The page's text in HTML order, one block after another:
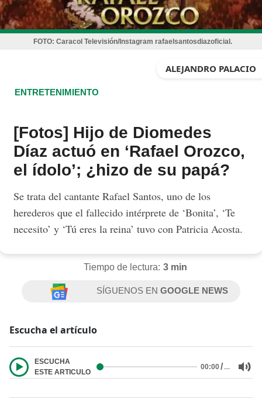
FOTO: Caracol Televisión/Instagram rafaelsantosdiazoficial.
ALEJANDRO PALACIO
ENTRETENIMIENTO
[Fotos] Hijo de Diomedes
Díaz actuó en ‘Rafael Orozco,
el ídolo’; ¿hizo de su papá?
Se trata del cantante Rafael Santos, uno de los
herederos que el fallecido intérprete de ‘Bonita’, ‘Te
necesito’ y ‘Tú eres la reina’ tuvo con Patricia Acosta.
Tiempo de lectura: 3 min
SÍGUENOS ENGOOGLE NEWS
Escucha el artículo
ESCUCHA
ESTE ARTICULO
00:00/…